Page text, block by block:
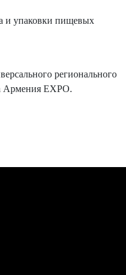
и упаковки пищевых
регионального
Армения EXPO.